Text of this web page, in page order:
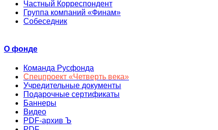
Частный Корреспондент
Группа компаний «Финам»
Собеседник
О фонде
Команда Русфонда
Спецпроект «Четверть века»
Учредительные документы
Подарочные сертификаты
Баннеры
Видео
PDF-архив Ъ